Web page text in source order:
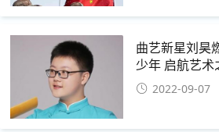
曲艺新星刘昊
少年 启航艺术
2022-09-07